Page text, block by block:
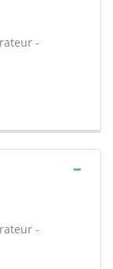
-
-